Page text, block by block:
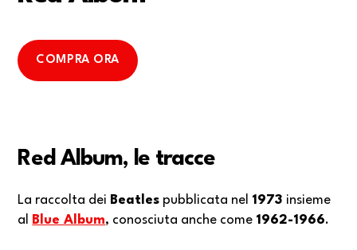
COMPRA ORA
Red Album, le tracce
La raccolta dei Beatles pubblicata nel 1973 insieme
al
Blue Album, conosciuta anche come 1962-1966.